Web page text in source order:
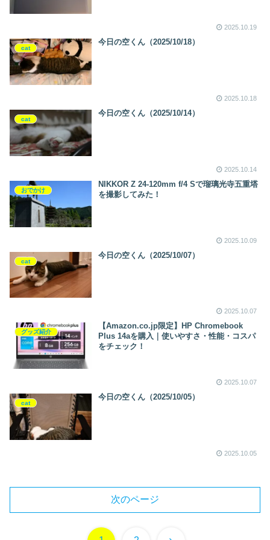
2025.10.19
cat
今日の空くん（2025/10/18）
2025.10.18
cat
今日の空くん（2025/10/14）
2025.10.14
おでかけ
NIKKOR Z 24-120mm f/4 Sで瑠璃光寺五重塔
を撮影してみた！
2025.10.09
cat
今日の空くん（2025/10/07）
2025.10.07
グッズ紹介
【Amazon.co.jp限定】HP Chromebook
Plus 14aを購入｜使いやすさ・性能・コスパ
をチェック！
2025.10.07
cat
今日の空くん（2025/10/05）
2025.10.05
次のページ